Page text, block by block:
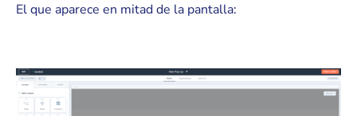
El que aparece en mitad de la pantalla: